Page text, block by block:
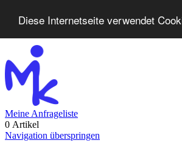
Diese Internetseite verwendet
Meine Anfrageliste
0 Artikel
Navigation überspringen